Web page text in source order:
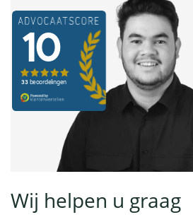
Wij helpen u graag